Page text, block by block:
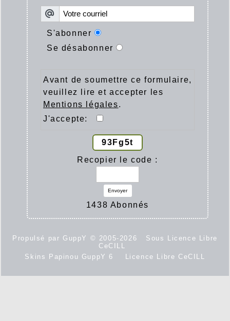
S'abonner
Se désabonner
Avant de soumettre ce formulaire,
veuillez lire et accepter les
Mentions légales.
J'accepte:
93Fg5t
Recopier le code :
Envoyer
1438 Abonnés
Propulsé par GuppY © 2005-2026
Sous Licence Libre
CeCILL
Skins Papinou GuppY 6
Licence Libre CeCILL